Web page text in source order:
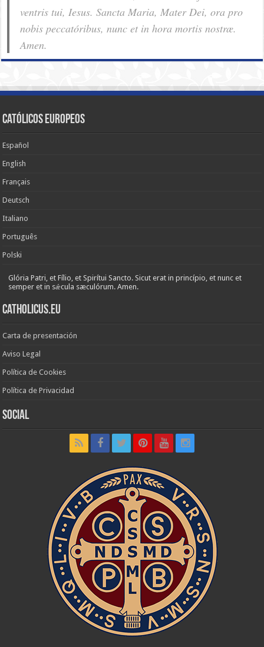
ventris tui, Iesus. Sancta Maria, Mater Dei, ora pro
nobis pec­ca­tóribus, nunc et in hora mortis nostræ.
Amen.
Católicos Europeos
Español
English
Français
Deutsch
Italiano
Português
Polski
Glória Patri, et Fílio, et Spirítui Sancto. Sicut erat in princípio, et nunc et
semper et in sǽcula sæculórum. Amen.
Catholicus.eu
Carta de presentación
Aviso Legal
Política de Cookies
Política de Privacidad
Social